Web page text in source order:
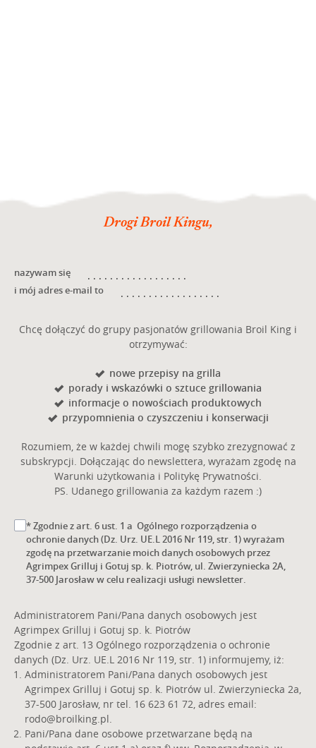
Drogi Broil Kingu,
nazywam się
i mój adres e-mail to
Chcę dołączyć do grupy pasjonatów grillowania Broil King i
otrzymywać:
nowe przepisy na grilla
porady i wskazówki o sztuce grillowania
informacje o nowościach produktowych
przypomnienia o czyszczeniu i konserwacji
Rozumiem, że w każdej chwili mogę szybko zrezygnować z
subskrypcji. Dołączając do newslettera, wyrażam zgodę na
Warunki użytkowania i Politykę Prywatności.
PS. Udanego grillowania za każdym razem :)
* Zgodnie z art. 6 ust. 1 a Ogólnego rozporządzenia o
ochronie danych (Dz. Urz. UE.L 2016 Nr 119, str. 1) wyrażam
zgodę na przetwarzanie moich danych osobowych przez
Agrimpex Grilluj i Gotuj sp. k. Piotrów, ul. Zwierzyniecka 2A,
37-500 Jarosław w celu realizacji usługi newsletter.
Administratorem Pani/Pana danych osobowych jest
Agrimpex Grilluj i Gotuj sp. k. Piotrów
Zgodnie z art. 13 Ogólnego rozporządzenia o ochronie
danych (Dz. Urz. UE.L 2016 Nr 119, str. 1) informujemy, iż:
Administratorem Pani/Pana danych osobowych jest
Agrimpex Grilluj i Gotuj sp. k. Piotrów ul. Zwierzyniecka 2a,
37-500 Jarosław, nr tel. 16 623 61 72, adres email:
rodo@broilking.pl.
Pani/Pana dane osobowe przetwarzane będą na